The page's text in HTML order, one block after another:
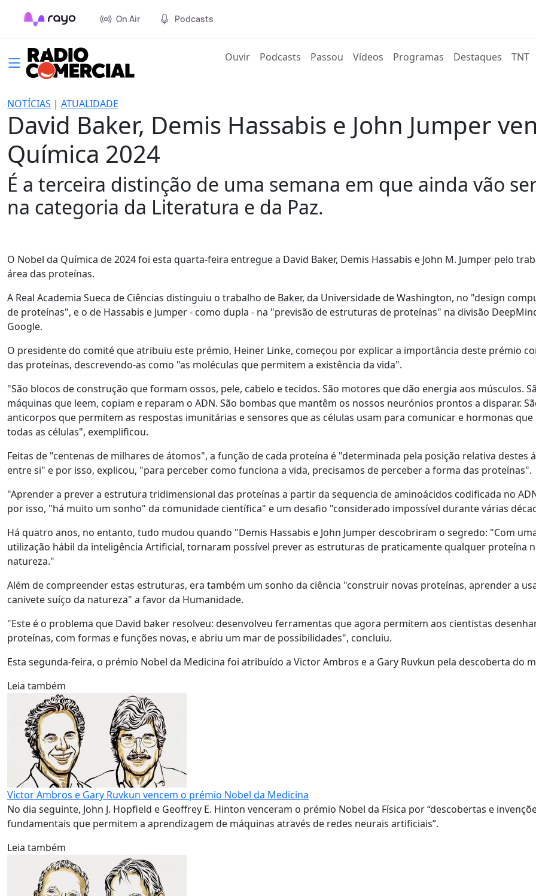
On Air Podcasts
Ouvir(current)
Podcasts Passou Vídeos Programas Destaques TNT
NOTÍCIAS | ATUALIDADE
David Baker, Demis Hassabis e John Jumper
Química 2024
É a terceira distinção de uma semana em que ainda vão
na categoria da Literatura e da Paz.
O Nobel da Química de 2024 foi esta quarta-feira entregue a David Baker, Demis Hassabis e John M. Jumper pelo
área das proteínas.
A Real Academia Sueca de Ciências distinguiu o trabalho de Baker, da Universidade de Washington, no "design
de proteínas", e o de Hassabis e Jumper - como dupla - na "previsão de estruturas de proteínas" na divisão
Google.
O presidente do comité que atribuiu este prémio, Heiner Linke, começou por explicar a importância deste prémio
das proteínas, descrevendo-as como "as moléculas que permitem a existência da vida".
"São blocos de construção que formam ossos, pele, cabelo e tecidos. São motores que dão energia aos músculos.
máquinas que leem, copiam e reparam o ADN. São bombas que mantêm os nossos neurónios prontos a disparar.
anticorpos que permitem as respostas imunitárias e sensores que as células usam para comunicar e hormonas
todas as células", exemplificou.
Feitas de "centenas de milhares de átomos", a função de cada proteína é "determinada pela posição relativa destes
entre si" e por isso, explicou, "para perceber como funciona a vida, precisamos de perceber a forma das proteínas".
"Aprender a prever a estrutura tridimensional das proteínas a partir da sequencia de aminoácidos codificada no
por isso, "há muito um sonho" da comunidade científica" e um desafio "considerado impossível durante várias
Há quatro anos, no entanto, tudo mudou quando "Demis Hassabis e John Jumper descobriram o segredo: "Com
utilização hábil da inteligência Artificial, tornaram possível prever as estruturas de praticamente qualquer proteína
natureza."
Além de compreender estas estruturas, era também um sonho da ciência "construir novas proteínas, aprender a
canivete suíço da natureza" a favor da Humanidade.
"Este é o problema que David baker resolveu: desenvolveu ferramentas que agora permitem aos cientistas
proteínas, com formas e funções novas, e abriu um mar de possibilidades", concluiu.
Esta segunda-feira, o prémio Nobel da Medicina foi atribuído a Victor Ambros e a Gary Ruvkun pela descoberta do
Leia também
Victor Ambros e Gary Ruvkun vencem o prémio Nobel da Medicina
No dia seguinte, John J. Hopfield e Geoffrey E. Hinton venceram o prémio Nobel da Física por “descobertas e
fundamentais que permitem a aprendizagem de máquinas através de redes neurais artificiais”.
Leia também